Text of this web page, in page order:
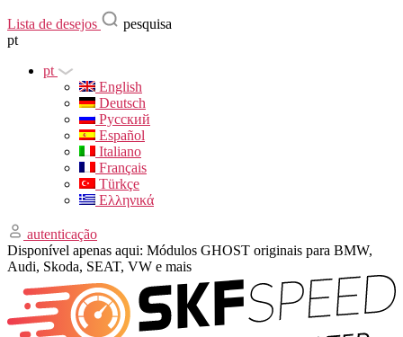
Lista de desejos
pesquisa
pt
pt
English
Deutsch
Русский
Español
Italiano
Français
Türkçe
Ελληνικά
autenticação
Disponível apenas aqui: Módulos GHOST originais para BMW,
Audi, Skoda, SEAT, VW e mais